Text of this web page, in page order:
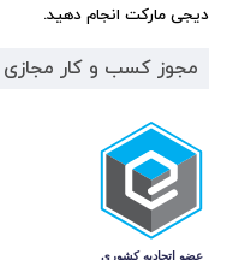
دیجی مارکت انجام دهید.
مجوز کسب و کار مجازی